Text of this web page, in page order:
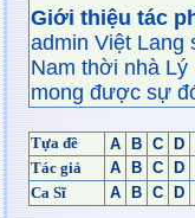
Giới thiệu tác
admin Việt Lang
Nam thời nhà
mong được sự
Tựa đề A B C
D
Tác giả
A B C
D
Ca Sĩ
A B C D